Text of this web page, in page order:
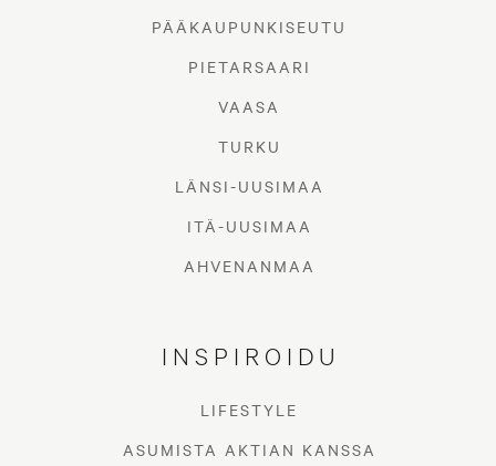
PÄÄKAUPUNKISEUTU
PIETARSAARI
VAASA
TURKU
LÄNSI-UUSIMAA
ITÄ-UUSIMAA
AHVENANMAA
INSPIROIDU
LIFESTYLE
ASUMISTA AKTIAN KANSSA